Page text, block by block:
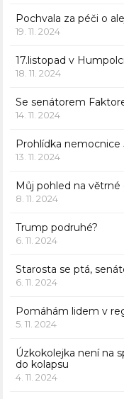
Pochvala za péči o
19. 11. 2024
17.listopad v
18. 11. 2024
Se senátorem
14. 11. 2024
Prohlídka nemocnice
13. 11. 2024
Můj pohled na větrné
8. 11. 2024
Trump podruhé?
6. 11. 2024
Starosta se ptá,
6. 11. 2024
Pomáhám lidem v
5. 11. 2024
Úzkokolejka není na
do kolapsu
4. 11. 2024